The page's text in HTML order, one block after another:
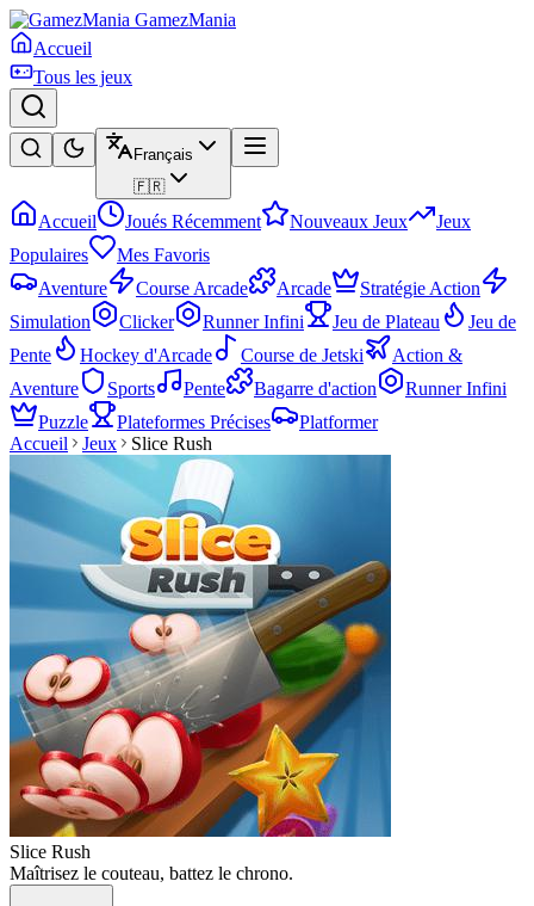
GamezMania
Accueil
Tous les jeux
Français
🇫🇷
Accueil Joués Récemment Nouveaux Jeux
Jeux
Populaires
Mes Favoris
Aventure
Course Arcade Arcade
Stratégie Action
Simulation
Clicker Runner Infini Jeu de Plateau
Jeu de
Pente
Hockey d'Arcade Course de Jetski
Action &
Aventure
Sports Pente Bagarre d'action
Runner Infini
Puzzle
Plateformes Précises
Platformer
Accueil
Jeux Slice Rush
Slice Rush
Maîtrisez le couteau, battez le chrono.